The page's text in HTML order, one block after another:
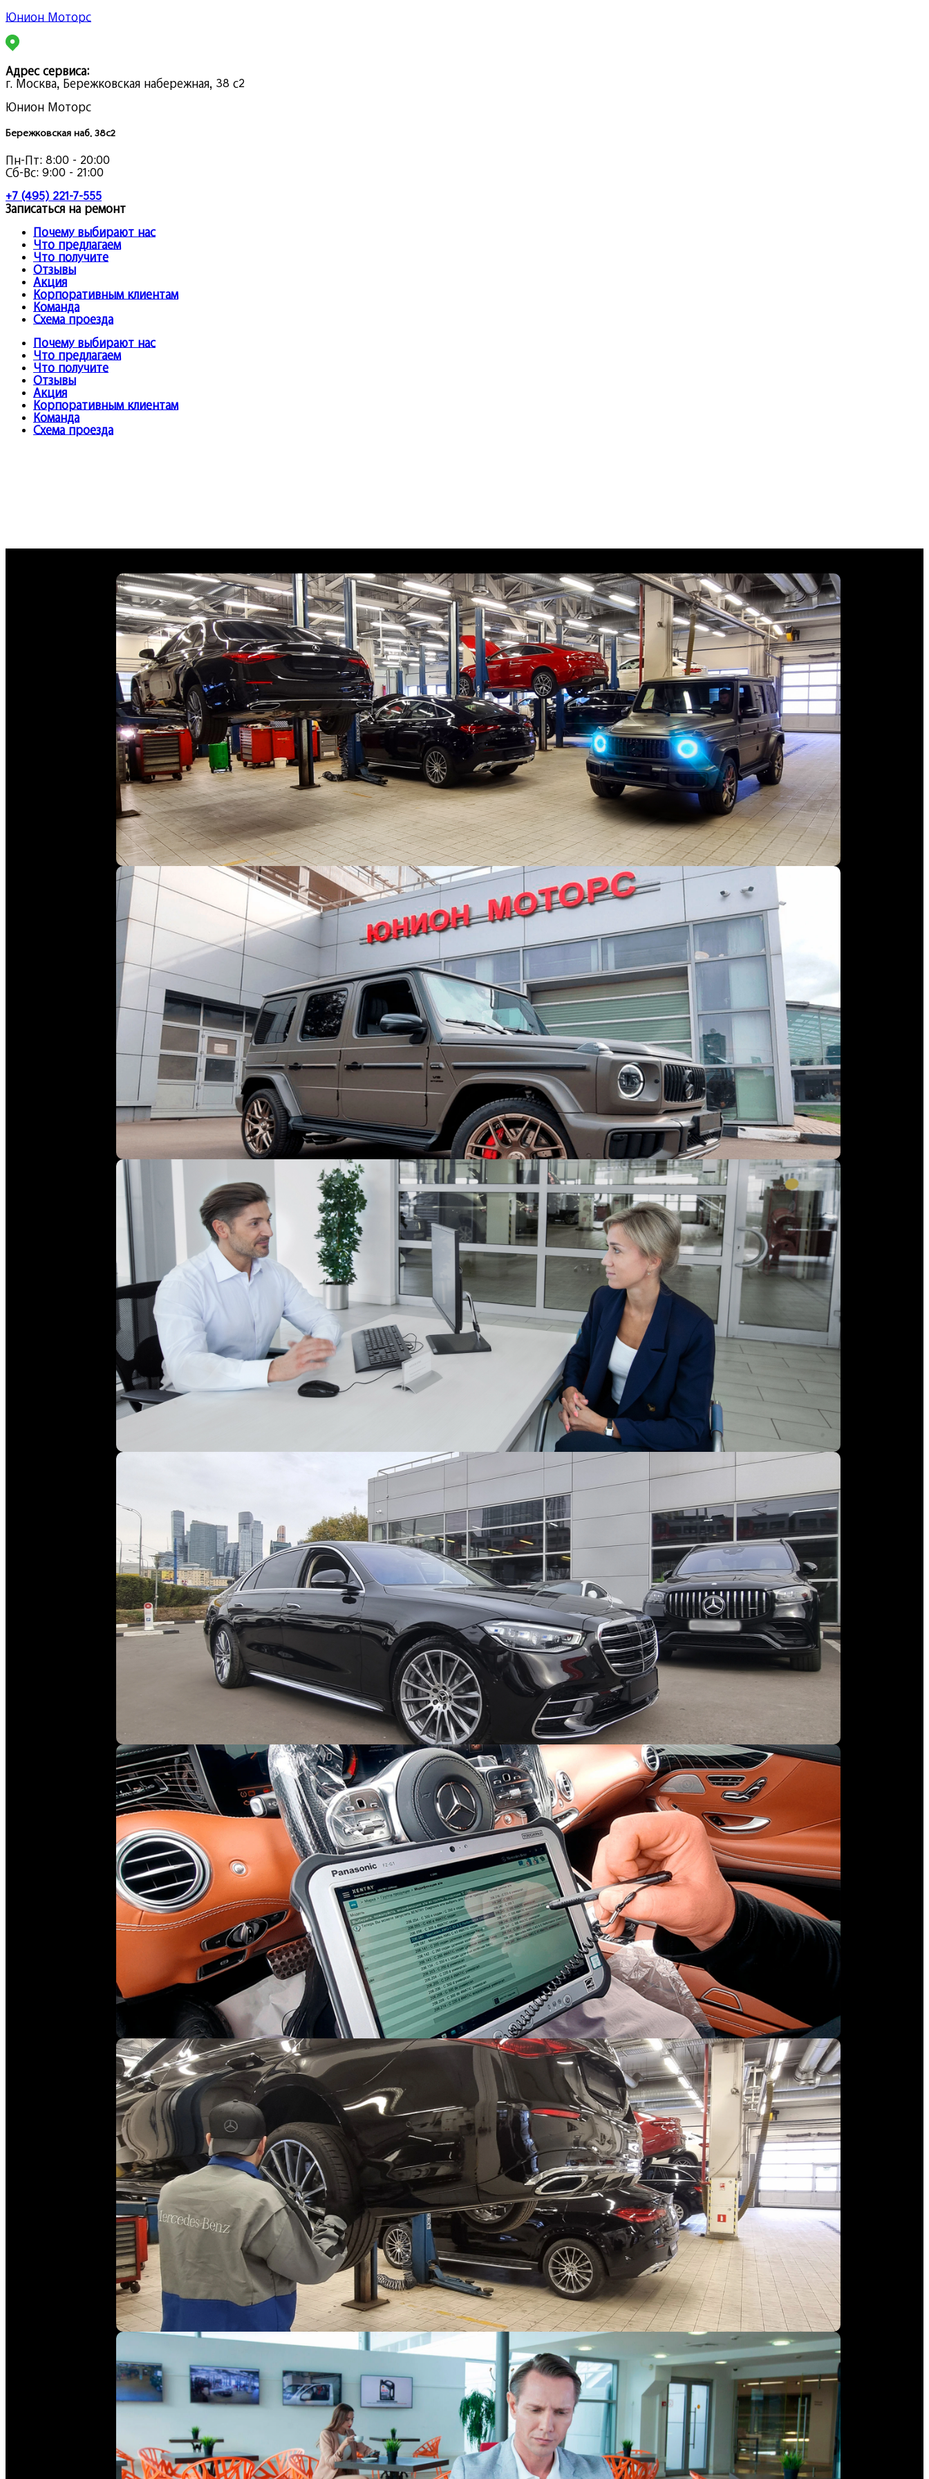
Юнион Моторс
Адрес сервиса:
г. Москва, Бережковская набережная, 38 с2
Юнион Моторс
Бережковская наб. 38с2
Пн-Пт: 8:00 - 20:00
Сб-Вс: 9:00 - 21:00
+7 (495) 221-7-555
Записаться на ремонт
Почему выбирают нас
Что предлагаем
Что получите
Отзывы
Акция
Корпоративным клиентам
Команда
Схема проезда
Почему выбирают нас
Что предлагаем
Что получите
Отзывы
Акция
Корпоративным клиентам
Команда
Схема проезда